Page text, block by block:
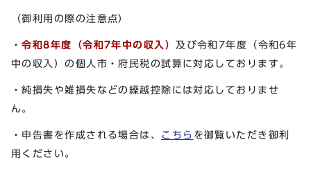
（御利用の際の注意点）
・令和8年度（令和7年中の収入）及び令和7年度（令和6年
中の収入）の個人市・府民税の試算に対応しております。
・純損失や雑損失などの繰越控除には対応しておりませ
ん。
・申告書を作成される場合は、 こちら を御覧いただき御利
用ください。